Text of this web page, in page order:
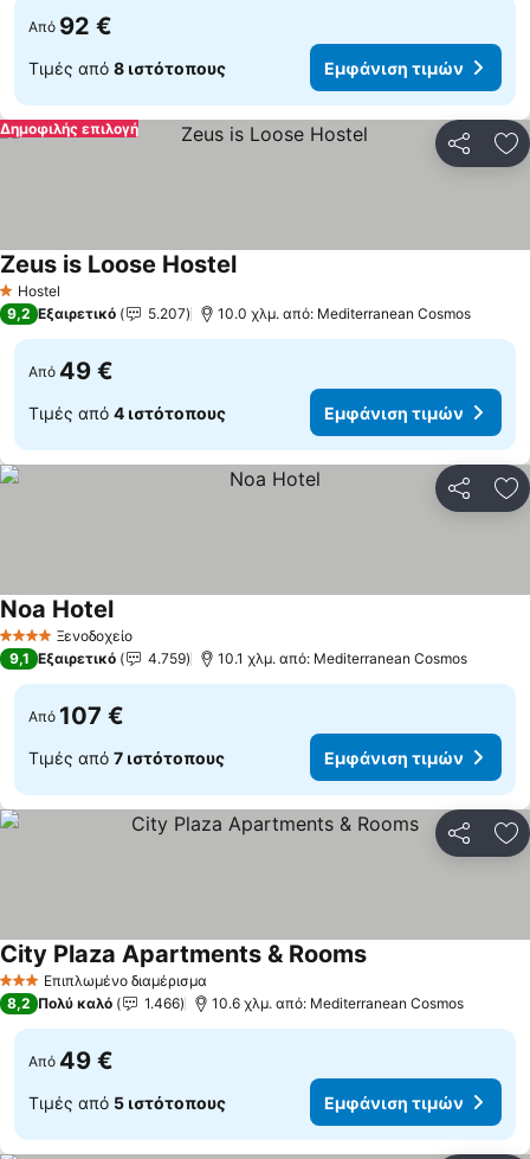
Από 92 €
Τιμές από 8 ιστότοπους Εμφάνιση τιμών
Δημοφιλής επιλογή
1 Αστέρια
Hostel
Zeus is Loose Hostel
9,2 Εξαιρετικό 5.207 10.0 χλμ. από: Mediterranean Cosmos
Από 49 €
Τιμές από 4 ιστότοπους Εμφάνιση τιμών
4 ΑστέριαΞενοδοχείο
Noa Hotel
9,1 Εξαιρετικό 4.759 10.1 χλμ. από: Mediterranean Cosmos
Από 107 €
Τιμές από 7 ιστότοπους Εμφάνιση τιμών
3 ΑστέριαΕπιπλωμένο διαμέρισμα
City Plaza Apartments & Rooms
8,2 Πολύ καλό 1.466 10.6 χλμ. από: Mediterranean Cosmos
Από 49 €
Τιμές από 5 ιστότοπους Εμφάνιση τιμών